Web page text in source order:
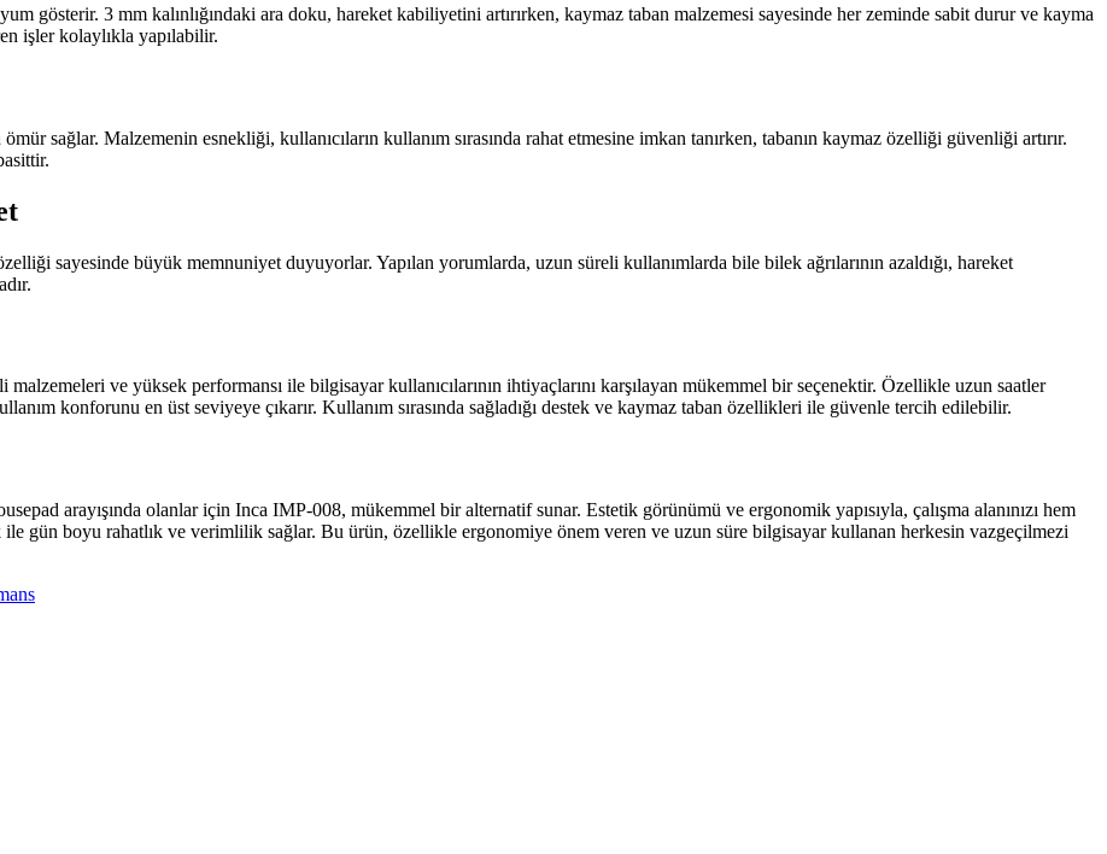
gösterir. 3 mm kalınlığındaki ara doku, hareket kabiliyetini artırırken, kaymaz taban malzemesi sayesinde her zeminde sabit durur ve kayma
işler kolaylıkla yapılabilir.
sağlar. Malzemenin esnekliği, kullanıcıların kullanım sırasında rahat etmesine imkan tanırken, tabanın kaymaz özelliği güvenliği artırır.
sayesinde büyük memnuniyet duyuyorlar. Yapılan yorumlarda, uzun süreli kullanımlarda bile bilek ağrılarının azaldığı, hareket
ve yüksek performansı ile bilgisayar kullanıcılarının ihtiyaçlarını karşılayan mükemmel bir seçenektir. Özellikle uzun saatler
konforunu en üst seviyeye çıkarır. Kullanım sırasında sağladığı destek ve kaymaz taban özellikleri ile güvenle tercih edilebilir.
arayışında olanlar için Inca IMP-008, mükemmel bir alternatif sunar. Estetik görünümü ve ergonomik yapısıyla, çalışma alanınızı hem
ile gün boyu rahatlık ve verimlilik sağlar. Bu ürün, özellikle ergonomiye önem veren ve uzun süre bilgisayar kullanan herkesin vazgeçilmezi